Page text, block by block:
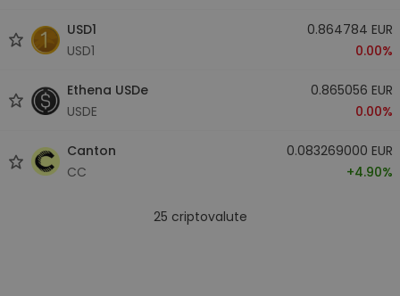
USD1
USD1
0.864784 EUR
0.00%
Ethena USDe
USDE
0.865056 EUR
0.00%
Canton
CC
0.083269000 EUR
+4.90%
25 criptovalute